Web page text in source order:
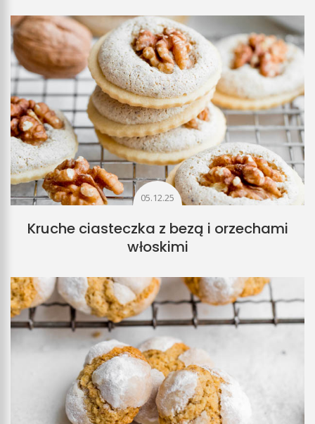
05.12.25
Kruche ciasteczka z bezą i orzechami
włoskimi